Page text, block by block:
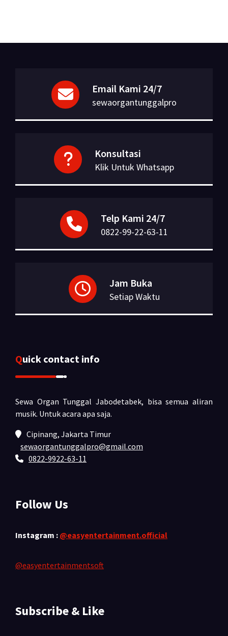
Email Kami 24/7
sewaorgantunggalpro
Konsultasi
Klik Untuk Whatsapp
Telp Kami 24/7
0822-99-22-63-11
Jam Buka
Setiap Waktu
Quick contact info
Sewa Organ Tunggal Jabodetabek, bisa semua aliran
musik. Untuk acara apa saja.
Cipinang, Jakarta Timur
sewaorgantunggalpro@gmail.com
0822-9922-63-11
Follow Us
Instagram : @easyentertainment.official
@easyentertainmentsoft
Subscribe & Like